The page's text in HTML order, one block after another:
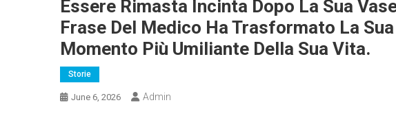
Essere Rimasta Incinta Dopo La Sua
Frase Del Medico Ha Trasformato La
Momento Più Umiliante Della Sua Vita.
Storie
June 6, 2026 Admin